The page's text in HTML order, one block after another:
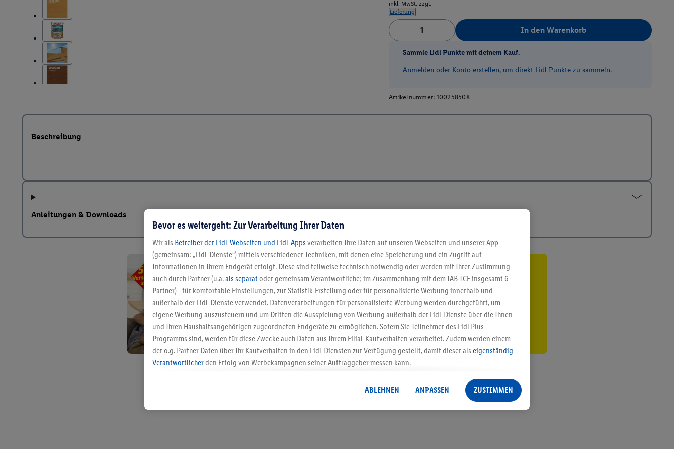
inkl. MwSt. zzgl.
Lieferung
In den Warenkorb
Sammle Lidl Punkte mit deinem Kauf.
Anmelden oder Konto erstellen, um direkt Lidl Punkte zu sammeln.
Artikelnummer: 100258508
Beschreibung
Anleitungen & Downloads
5.95 € Versand sparen³²ᵃ
Jetzt zum Newsletter anmelden
Gutschein sichern!
Bevor es weitergeht: Zur Verarbeitung Ihrer Daten
Wir als Betreiber der Lidl-Webseiten und Lidl-Apps verarbeiten Ihre Daten auf unseren Webseiten und unserer App
(gemeinsam: „Lidl-Dienste“) mittels verschiedener Techniken, mit denen eine Speicherung und ein Zugriff auf
Informationen in Ihrem Endgerät erfolgt. Diese sind teilweise technisch notwendig oder werden mit Ihrer Zustimmung -
auch durch Partner (u.a.als separat oder gemeinsam Verantwortliche; im Zusammenhang mit dem IAB TCF insgesamt 6
Partner) - für komfortable Einstellungen, zur Statistik-Erstellung oder für personalisierte Werbung innerhalb und
außerhalb der Lidl-Dienste verwendet. Datenverarbeitungen für personalisierte Werbung werden durchgeführt, um
eigene Werbung auszusteuern und um Dritten die Ausspielung von Werbung außerhalb der Lidl-Dienste über die Ihnen
und Ihren Haushaltsangehörigen zugeordneten Endgeräte zu ermöglichen. Sofern Sie Teilnehmer des Lidl Plus-
Programms sind, werden für diese Zwecke auch Daten aus Ihrem Filial-Kaufverhalten verarbeitet. Zudem werden einem
der o.g. Partner Daten über Ihr Kaufverhalten in den Lidl-Diensten zur Verfügung gestellt, damit dieser als eigenständig
Verantwortlicherden Erfolg von Werbekampagnen seiner Auftraggeber messen kann.
angereicherten Profilen. Dies umfasst die Zusammenführung von Daten (z.B. über Ihre Nutzung der Lidl-Dienste, Ihr
Kaufverhalten in den Lidl-Diensten, Informationen aus Ihrem Kundenkonto - z.B. Alter oder Geschlecht - sowie Ihre
genauen Standortdaten) auch über verschiedene Endgeräte und Lidl-Dienste hinweg einschließlich dem Speichern von
ABLEHNEN ANPASSEN ZUSTIMMEN